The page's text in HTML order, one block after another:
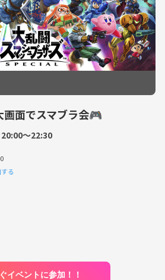
画面でスマブラ会🎮
〜22:30
る
イベントに参加！！